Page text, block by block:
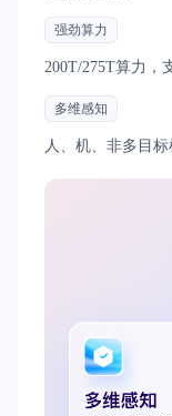
强劲算力
200T/275T算力，
感器融合，算力充
多维感知
人、机、非多目